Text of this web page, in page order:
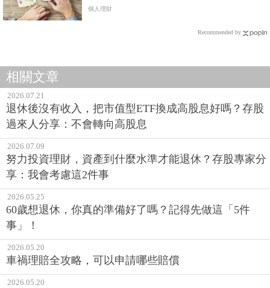
App
個人理財
Recommended by
相關文章
2026.07.21
退休後沒有收入，把市值型ETF換成高股息好嗎？存股
過來人分享：不會轉向高股息
2026.07.09
努力投資理財，資產到什麼水準才能退休？存股專家分
享：我會考慮這2件事
2026.05.25
60歲想退休，你真的準備好了嗎？記得先做這「5件
事」！
2026.05.20
車禍理賠全攻略，可以申請哪些賠償
2026.05.20